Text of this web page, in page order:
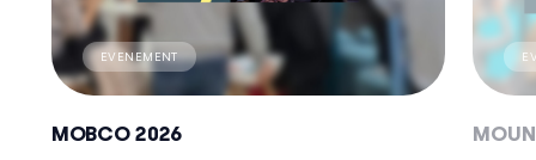
EVENEMENT
MOBCO 2026